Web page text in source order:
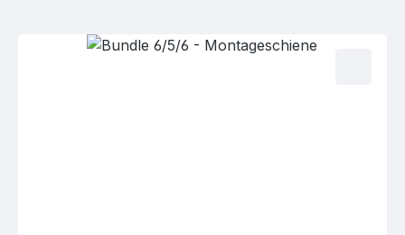
Bildergalerie überspringen